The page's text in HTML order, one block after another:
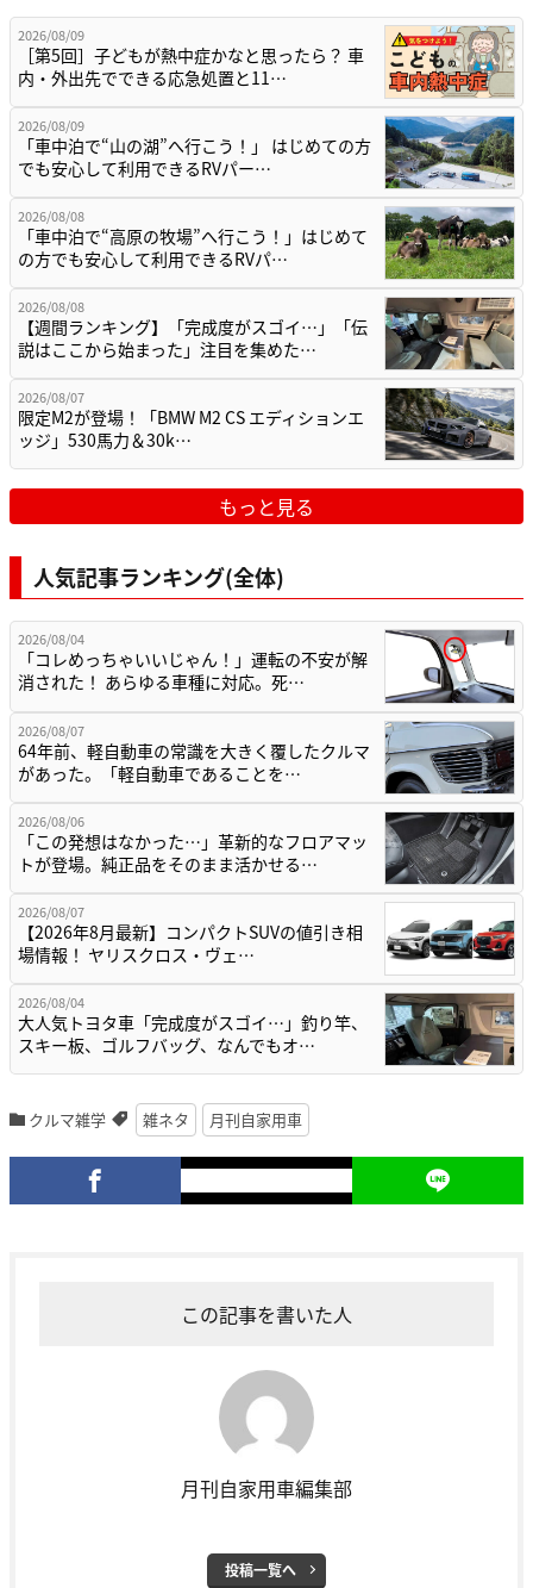
2026/08/09
［第5回］子どもが熱中症かなと思ったら？ 車
内・外出先でできる応急処置と11…
2026/08/09
「車中泊で“山の湖”へ行こう！」 はじめての方
でも安心して利用できるRVパー…
2026/08/08
「車中泊で“高原の牧場”へ行こう！」はじめて
の方でも安心して利用できるRVパ…
2026/08/08
【週間ランキング】「完成度がスゴイ…」「伝
説はここから始まった」注目を集めた…
2026/08/07
限定M2が登場！「BMW M2 CS エディションエ
ッジ」530馬力＆30k…
もっと見る
人気記事ランキング(全体)
2026/08/04
「コレめっちゃいいじゃん！」運転の不安が解
消された！ あらゆる車種に対応。死…
2026/08/07
64年前、軽自動車の常識を大きく覆したクルマ
があった。「軽自動車であることを…
2026/08/06
「この発想はなかった…」革新的なフロアマッ
トが登場。純正品をそのまま活かせる…
2026/08/07
【2026年8月最新】コンパクトSUVの値引き相
場情報！ ヤリスクロス・ヴェ…
2026/08/04
大人気トヨタ車「完成度がスゴイ…」釣り竿、
スキー板、ゴルフバッグ、なんでもオ…
クルマ雑学 雑ネタ 月刊自家用車
この記事を書いた人
月刊自家用車編集部
投稿一覧へ